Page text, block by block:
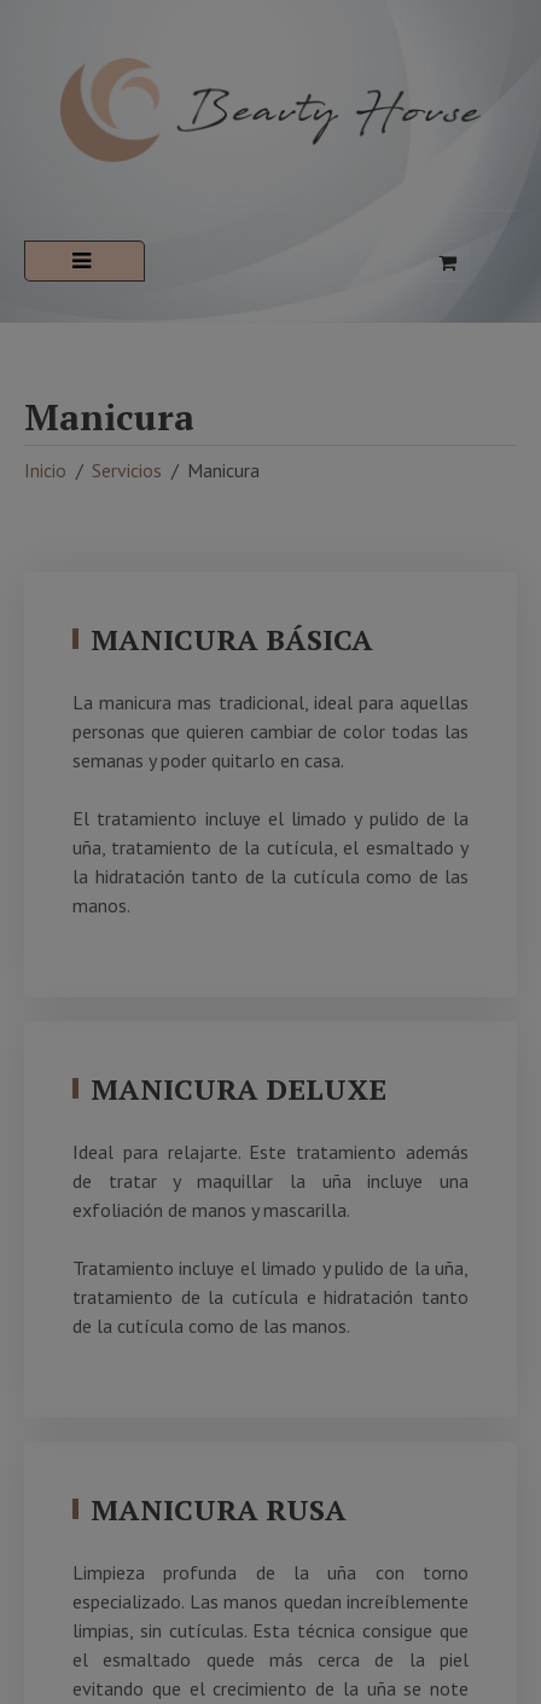
Manicura
Inicio Servicios Manicura
MANICURA BÁSICA
La manicura mas tradicional, ideal para aquellas
personas que quieren cambiar de color todas las
semanas y poder quitarlo en casa.
El tratamiento incluye el limado y pulido de la
uña, tratamiento de la cutícula, el esmaltado y
la hidratación tanto de la cutícula como de las
manos.
MANICURA DELUXE
Ideal para relajarte. Este tratamiento además
de tratar y maquillar la uña incluye una
exfoliación de manos y mascarilla.
Tratamiento incluye el limado y pulido de la uña,
tratamiento de la cutícula e hidratación tanto
de la cutícula como de las manos.
MANICURA RUSA
Limpieza profunda de la uña con torno
especializado. Las manos quedan increíblemente
limpias, sin cutículas. Esta técnica consigue que
el esmaltado quede más cerca de la piel
evitando que el crecimiento de la uña se note